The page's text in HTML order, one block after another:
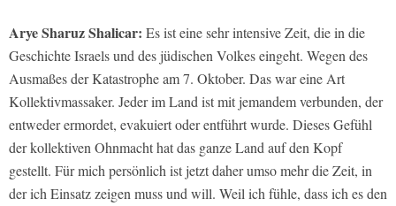
Arye Sharuz Shalicar: Es ist eine sehr intensive Zeit, die in die
Geschichte Israels und des jüdischen Volkes eingeht. Wegen des
Ausmaßes der Katastrophe am 7. Oktober. Das war eine Art
Kollektivmassaker. Jeder im Land ist mit jemandem verbunden, der
entweder ermordet, evakuiert oder entführt wurde. Dieses Gefühl
der kollektiven Ohnmacht hat das ganze Land auf den Kopf
gestellt. Für mich persönlich ist jetzt daher umso mehr die Zeit, in
der ich Einsatz zeigen muss und will. Weil ich fühle, dass ich es den